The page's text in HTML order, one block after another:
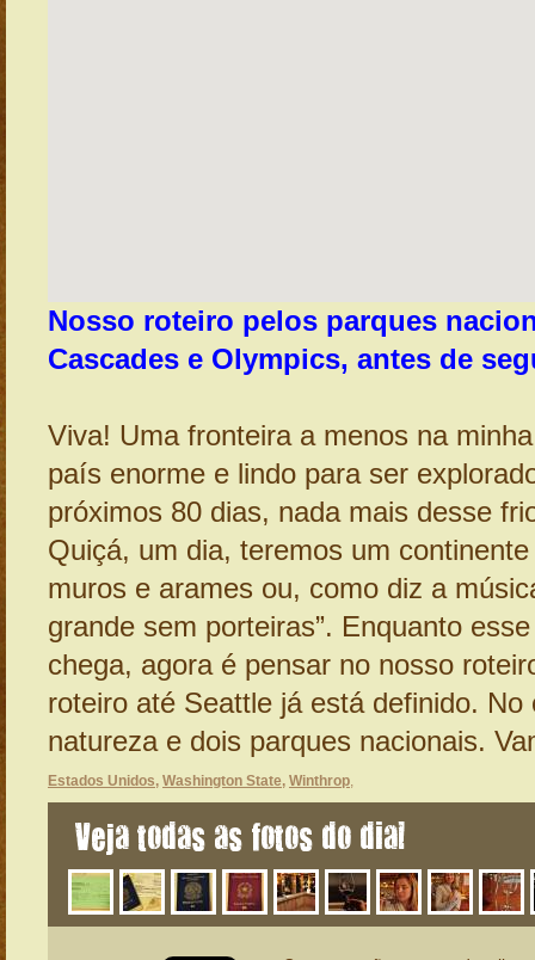
Nosso roteiro pelos parques
Cascades e Olympics, antes de
Viva! Uma fronteira a menos na
país enorme e lindo para ser
próximos 80 dias, nada mais desse
Quiçá, um dia, teremos um
muros e arames ou, como diz a
grande sem porteiras”. Enquanto
chega, agora é pensar no nosso
roteiro até Seattle já está definido. No
natureza e dois parques nacionais.
Estados Unidos, Washington State, Winthrop,
Veja todas as fotos do dia!